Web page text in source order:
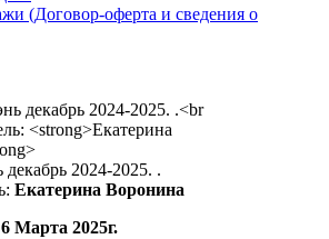
(Договор-оферта и сведения о
2024-2025. .
Екатерина Воронина
6 Марта 2025г.